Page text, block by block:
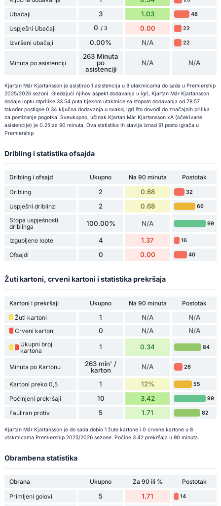
Ubačaji 3 1.03 48
Uspješni Ubačaji 0 / 3 0.00 22
Izvršeni ubačaji 0.00% N/A 22
Minuta po asistenciji
263 Minuta
po
asistenciji
N/A N/A
Kjartan Már Kjartansson je asistirao 1 asistencija u 8 utakmicama do sada u Premiership
2025/2026 sezoni. Gledajući njihov aspekt dodavanja u igri, Kjartan Már Kjartansson
dodaje loptu otprilike 33.54 puta tijekom utakmice sa stopom dodavanja od 78.57.
također postigne 0.34 ključna dodavanja u svakoj igri što dovodi do značajnih prilika
za postizanje pogotka. Sveukupno, učinak Kjartan Már Kjartansson xA (očekivane
asistencije) je 0.25 za 90 minuta. Ova statistika ih stavlja iznad 91 posto igrača u
Premiership
Dribling i statistika ofsajda
Dribling i ofsajd Ukupno Na 90 minuta
Postotak
Dribling
2 0.68 32
Uspješni driblinzi 2 0.68 66
Stopa uspješnosti
driblinga
100.00% N/A 99
Izgubljene lopte 4 1.37 16
Ofsajdi 0 0.00 40
Žuti kartoni, crveni kartoni i statistika prekršaja
Kartoni i prekršaji Ukupno Na 90 minuta
Postotak
Žuti kartoni
1 N/A N/A
Crveni kartoni 0 N/A N/A
Ukupni broj
kartona
1 0.34 84
Minuta po Kartonu
263 min' /
karton
N/A 26
Kartoni preko 0,5 1 12% 55
Počinjeni prekršaji 10 3.42 99
Fauliran protiv 5 1.71 82
Kjartan Már Kjartansson je do sada dobio 1 žute kartone i 0 crvene kartone u 8
utakmicama Premiership 2025/2026 sezone. Počine 3.42 prekršaja u 90 minuta.
Obrambena statistika
Obrana Ukupno Za 90 ili %
Postotak
Primljeni golovi
5 1.71 14